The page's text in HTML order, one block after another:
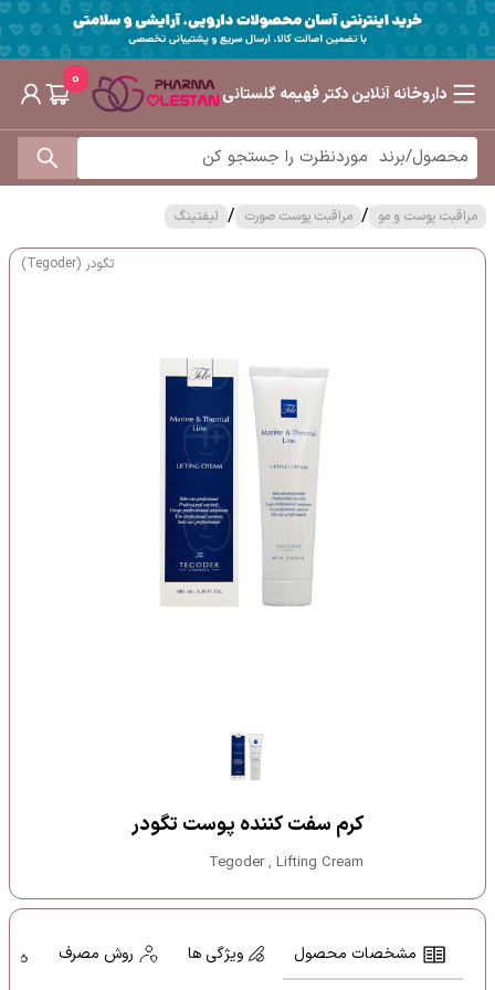
داروخانه آنلاین دکتر فهیمه گلستانی
0
مراقبت پوست و مو / مراقبت پوست صورت / لیفتینگ
تگودر (Tegoder)
کرم سفت کننده پوست تگودر
Tegoder , Lifting Cream
مشخصات محصول ویژگی ها روش مصرف